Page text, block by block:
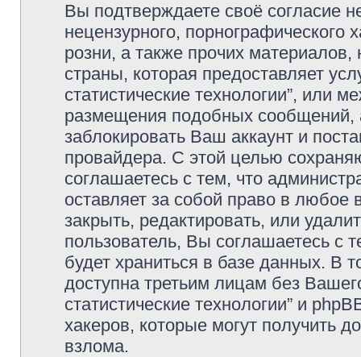
Вы подтверждаете своё согласие
нецензурного, порнографического
розни, а также прочих
страны, которая предоставляет
статистические технологии”, или
размещения подобных
заблокировать Ваш аккаунт и
провайдера. С этой целью
соглашаетесь с тем, что
оставляет за собой право в
закрыть, редактировать, или
пользователь, Вы соглашаетесь с
будет храниться в базе данных. В
доступна третьим лицам без
статистические технологии” и
хакеров, которые могут получить
взлома.